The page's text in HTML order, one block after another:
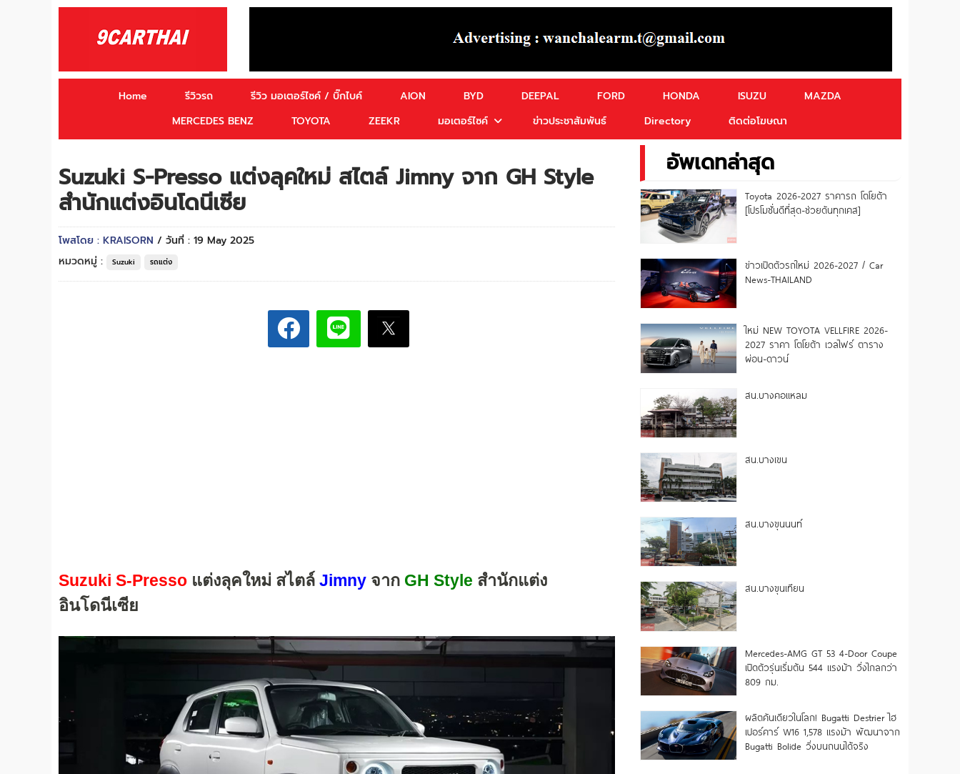
Home รีวิวรถ รีวิว มอเตอร์ไซค์ / บิ๊กไบค์ AION BYD DEEPAL FORD HONDA ISUZU
MAZDA
MERCEDES BENZ
TOYOTA ZEEKR มอเตอร์ไซค์ ข่าวประชาสัมพันธ์ Directory ติดต่อโฆษณา
Suzuki S-Presso แต่งลุคใหม่ สไตล์ Jimny จาก GH Style
สำนักแต่งอินโดนีเซีย
โพสโดย : KRAISORN / วันที่ : 19 May 2025
หมวดหมู่ :
Suzuki รถแต่ง
Suzuki S-Presso แต่งลุคใหม่ สไตล์ Jimny จาก GH Style สำนักแต่ง
อินโดนีเซีย
อัพเดทล่าสุด
Toyota 2026-2027 ราคารถ โตโยต้า
[โปรโมชั่นดีที่สุด-ช่วยดันทุกเคส]
ข่าวเปิดตัวรถใหม่ 2026-2027 / Car
News-THAILAND
ใหม่ NEW TOYOTA VELLFIRE 2026-
2027 ราคา โตโยต้า เวลไฟร์ ตาราง
ผ่อน-ดาวน์
สน.บางคอแหลม
สน.บางเขน
สน.บางขุนนนท์
สน.บางขุนเทียน
Mercedes-AMG GT 53 4-Door Coupe
เปิดตัวรุ่นเริ่มต้น 544 แรงม้า วิ่งไกลกว่า
809 กม.
ผลิตคันเดียวในโลก! Bugatti Destrier ไฮ
เปอร์คาร์ W16 1,578 แรงม้า พัฒนาจาก
Bugatti Bolide วิ่งบนถนนได้จริง